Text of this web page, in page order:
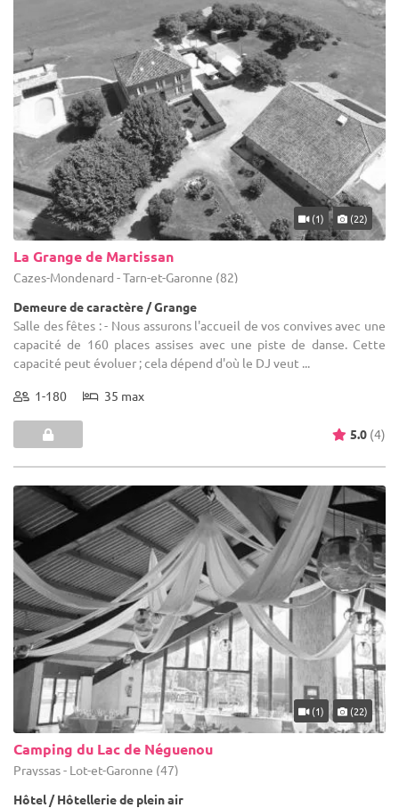
(1) (22)
La Grange de Martissan
Cazes-Mondenard - Tarn-et-Garonne (82)
Demeure de caractère / Grange
Salle des fêtes : - Nous assurons l'accueil de vos convives avec une
capacité de 160 places assises avec une piste de danse. Cette
capacité peut évoluer ; cela dépend d'où le DJ veut ...
1-180 35 max
5.0 (4)
(1) (22)
Camping du Lac de Néguenou
Prayssas - Lot-et-Garonne (47)
Hôtel / Hôtellerie de plein air